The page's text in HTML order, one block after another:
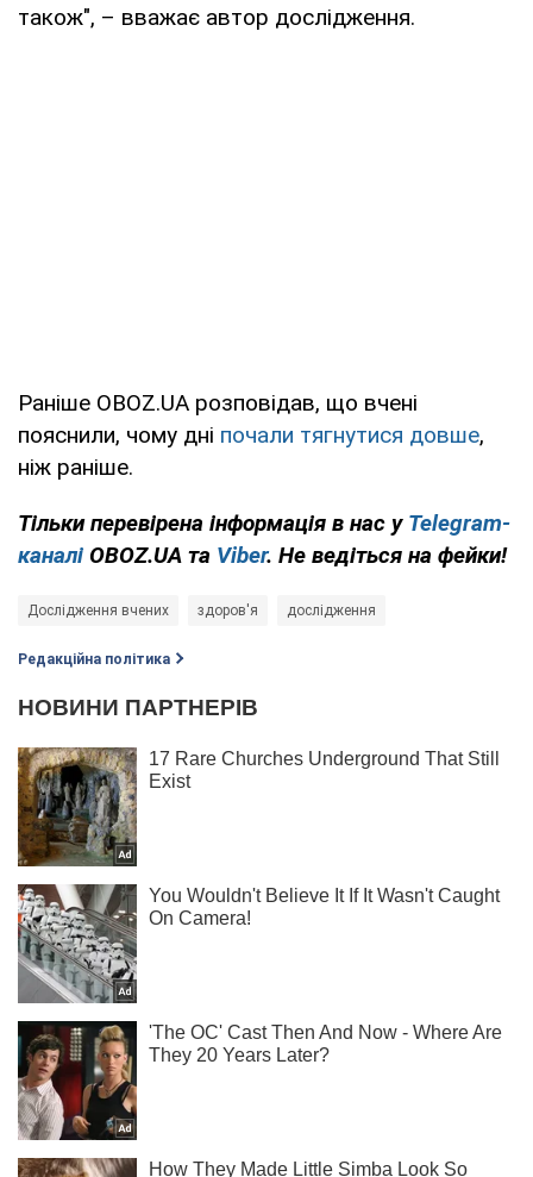
також", – вважає автор дослідження.
Раніше OBOZ.UA розповідав, що вчені
пояснили, чому дні почали тягнутися довше,
ніж раніше.
Тільки перевірена інформація в нас у Telegram-
каналі OBOZ.UA та Viber. Не ведіться на фейки!
Дослідження вчених здоров'я дослідження
Редакційна політика